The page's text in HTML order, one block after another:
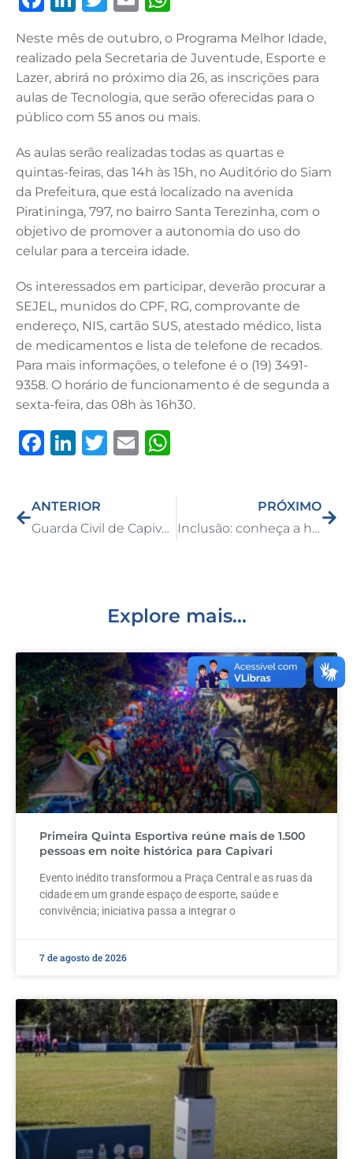
c
e
b
o
o
k
k
e
dI
n
it
te
r
ai
l
at
s
A
p
p
Neste mês de outubro, o Programa Melhor Idade,
realizado pela Secretaria de Juventude, Esporte e
Lazer, abrirá no próximo dia 26, as inscrições para
aulas de Tecnologia, que serão oferecidas para o
público com 55 anos ou mais.
As aulas serão realizadas todas as quartas e
quintas-feiras, das 14h às 15h, no Auditório do Siam
da Prefeitura, que está localizado na avenida
Piratininga, 797, no bairro Santa Terezinha, com o
objetivo de promover a autonomia do uso do
celular para a terceira idade.
Os interessados em participar, deverão procurar a
SEJEL, munidos do CPF, RG, comprovante de
endereço, NIS, cartão SUS, atestado médico, lista
de medicamentos e lista de telefone de recados.
Para mais informações, o telefone é o (19) 3491-
9358. O horário de funcionamento é de segunda a
sexta-feira, das 08h às 16h30.
F
e
b
Li
e
dI
T
te
r
E
l
s
A
ANTERIOR
Guarda Civil de Capivari apreende objetos possivelmente usados em furtos de catalisadores e escapamentos de veículos
PRÓXIMO
Inclusão: conheça a história de Júlio, aluno da Rede Municipal de Ensino de Capivari
Explore mais...
Primeira Quinta Esportiva reúne mais de 1.500
pessoas em noite histórica para Capivari
Evento inédito transformou a Praça Central e as ruas da
cidade em um grande espaço de esporte, saúde e
convivência; iniciativa passa a integrar o
7 de agosto de 2026